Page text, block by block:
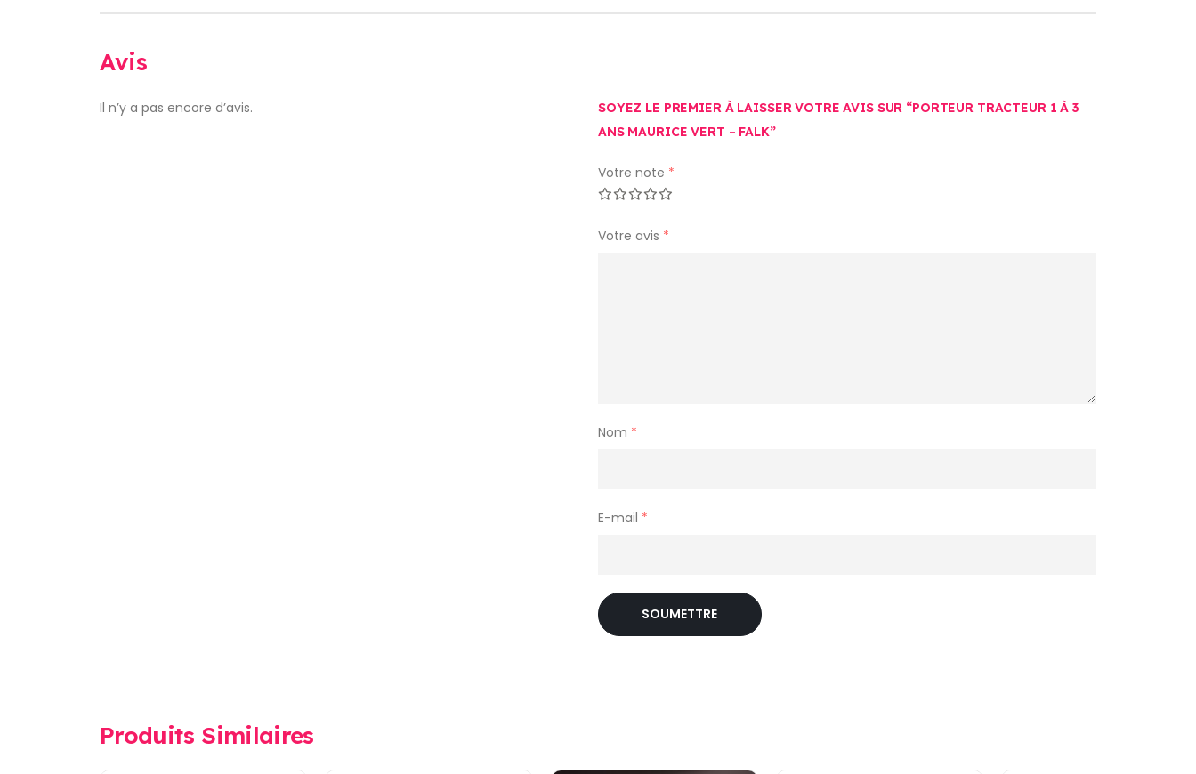
Avis
Il n’y a pas encore d’avis.
SOYEZ LE PREMIER À LAISSER VOTRE AVIS SUR “PORTEUR TRACTEUR 1 À 3
ANS MAURICE VERT – FALK”
Votre note *
Votre avis *
Nom *
E-mail *
Produits Similaires